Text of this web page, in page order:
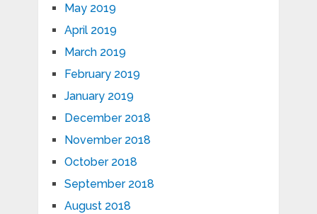
May 2019
April 2019
March 2019
February 2019
January 2019
December 2018
November 2018
October 2018
September 2018
August 2018